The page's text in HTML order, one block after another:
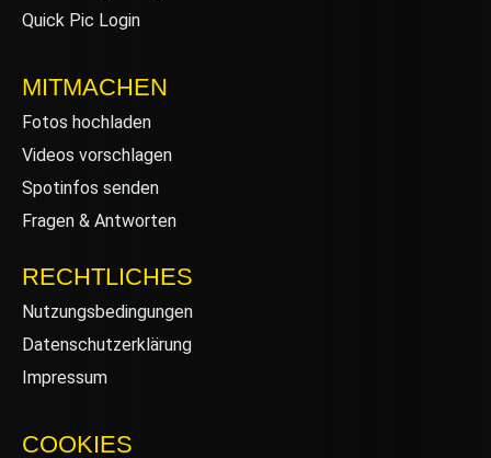
Quick Pic Login
MITMACHEN
Fotos hochladen
Videos vorschlagen
Spotinfos senden
Fragen & Antworten
RECHTLICHES
Nutzungsbedingungen
Datenschutzerklärung
Impressum
COOKIES